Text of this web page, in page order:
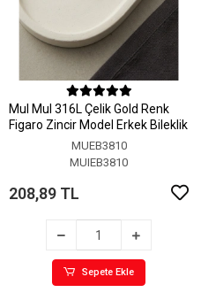
MuI MuI 316L Çelik Gold Renk
Figaro Zincir Model Erkek Bileklik
MUEB3810
MUIEB3810
208,89 TL
Sepete Ekle